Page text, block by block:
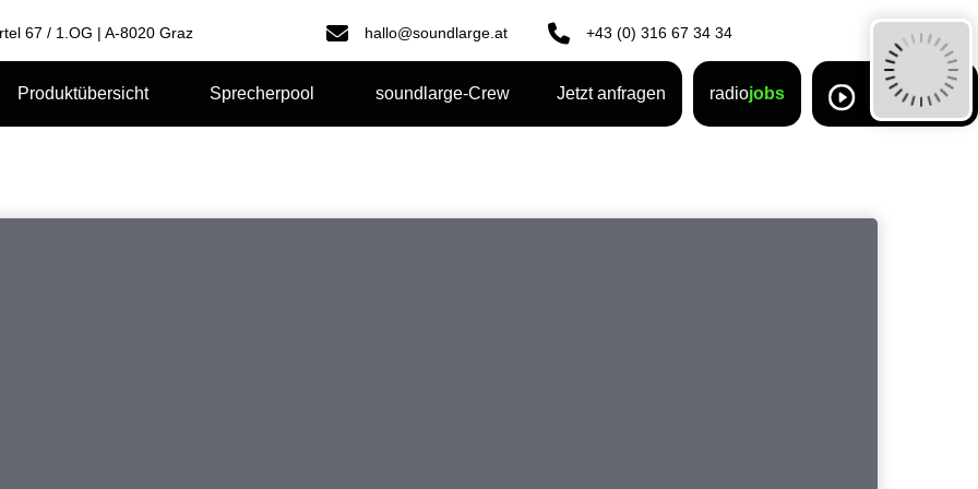
67 / 1.OG | A-8020 Graz hallo@soundlarge.at +43 (0) 316 67 34 34
Produktübersicht Sprecherpool soundlarge-Crew Jetzt anfragen radiojobs